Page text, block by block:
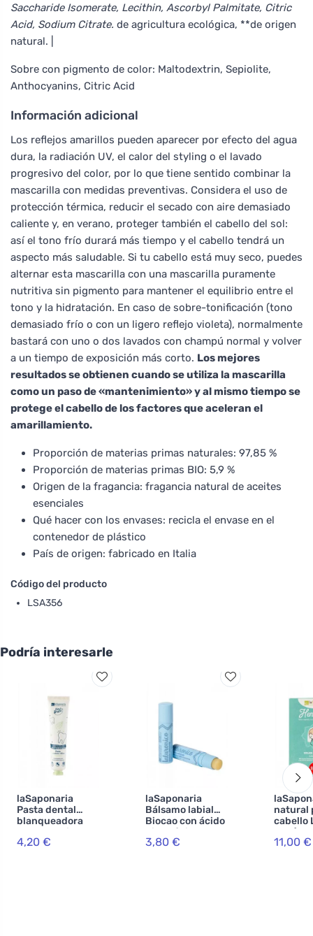
Saccharide Isomerate, Lecithin, Ascorbyl Palmitate, Citric
Acid, Sodium Citrate. de agricultura ecológica, **de origen
natural. |
Sobre con pigmento de color: Maltodextrin, Sepiolite,
Anthocyanins, Citric Acid
Información adicional
Los reflejos amarillos pueden aparecer por efecto del agua
dura, la radiación UV, el calor del styling o el lavado
progresivo del color, por lo que tiene sentido combinar la
mascarilla con medidas preventivas. Considera el uso de
protección térmica, reducir el secado con aire demasiado
caliente y, en verano, proteger también el cabello del sol:
así el tono frío durará más tiempo y el cabello tendrá un
aspecto más saludable. Si tu cabello está muy seco, puedes
alternar esta mascarilla con una mascarilla puramente
nutritiva sin pigmento para mantener el equilibrio entre el
tono y la hidratación. En caso de sobre-tonificación (tono
demasiado frío o con un ligero reflejo violeta), normalmente
bastará con uno o dos lavados con champú normal y volver
a un tiempo de exposición más corto. Los mejores
resultados se obtienen cuando se utiliza la mascarilla
como un paso de «mantenimiento» y al mismo tiempo se
protege el cabello de los factores que aceleran el
amarillamiento.
Proporción de materias primas naturales: 97,85 %
Proporción de materias primas BIO: 5,9 %
Origen de la fragancia: fragancia natural de aceites
esenciales
Qué hacer con los envases: recicla el envase en el
contenedor de plástico
País de origen: fabricado en Italia
Código del producto
LSA356
Podría interesarle
laSaponaria
Pasta dental
blanqueadora
WonderWhite -
menta y carbón
4,20 €
laSaponaria
Bálsamo labial
Biocao con ácido
hialurónico BIO
(5,7 ml)
3,80 €
natural
cabello
BIO
avellana
11,00 €